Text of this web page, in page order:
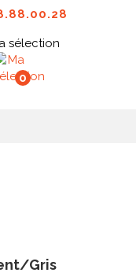
sélection
0
Gris